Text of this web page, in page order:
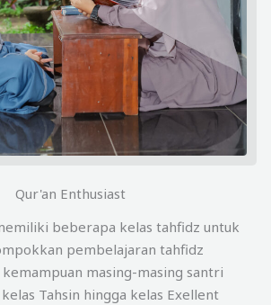
Qur'an Enthusiast
beberapa kelas tahfidz untuk
pembelajaran tahfidz
masing-masing santri
Tahsin hingga kelas Exellent